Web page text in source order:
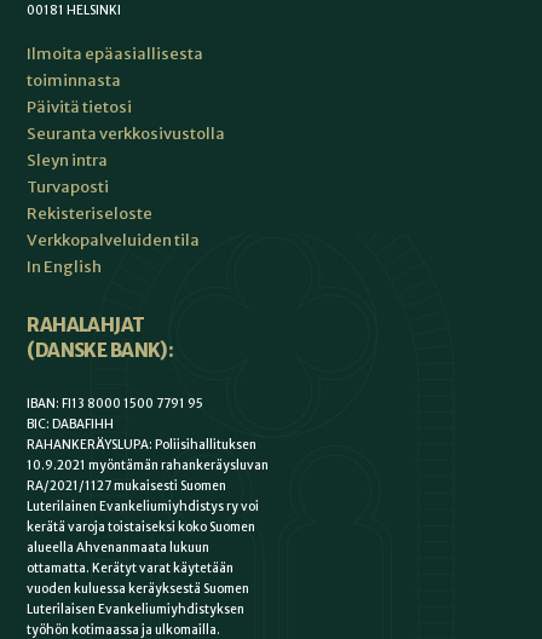
00181 HELSINKI
Ilmoita epäasiallisesta
toiminnasta
Päivitä tietosi
Seuranta verkkosivustolla
Sleyn intra
Turvaposti
Rekisteriseloste
Verkkopalveluiden tila
In English
RAHALAHJAT
(DANSKE BANK):
IBAN: FI13 8000 1500 7791 95
BIC: DABAFIHH
RAHANKERÄYSLUPA: Poliisihallituksen
10.9.2021 myöntämän rahankeräysluvan
RA/2021/1127 mukaisesti Suomen
Luterilainen Evankeliumiyhdistys ry voi
kerätä varoja toistaiseksi koko Suomen
alueella Ahvenanmaata lukuun
ottamatta. Kerätyt varat käytetään
vuoden kuluessa keräyksestä Suomen
Luterilaisen Evankeliumiyhdistyksen
työhön kotimaassa ja ulkomailla.